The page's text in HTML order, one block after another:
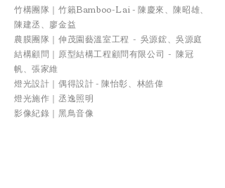
竹構團隊｜竹籟Bamboo-Lai - 陳慶來、陳昭雄、
陳建丞、廖金益
農膜團隊｜伸茂園藝溫室工程 - 吳源鋐、吳源庭
結構顧問｜原型結構工程顧問有限公司 - 陳冠
帆、張家維
燈光設計｜偶得設計 - 陳怡彰、林皓偉
燈光施作｜丞逸照明
影像紀錄｜黑鳥音像